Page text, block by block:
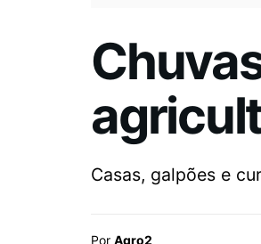
Casas, galpões e
Por Agro2